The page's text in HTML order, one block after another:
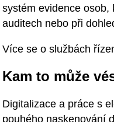
systém evidence osob,
auditech nebo při
Více se o službách
Kam to může
Digitalizace a práce s
pouhého naskenování